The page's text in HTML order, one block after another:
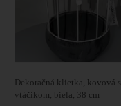
Dekoračná klietka, kovová s
vtáčikom, biela, 38 cm